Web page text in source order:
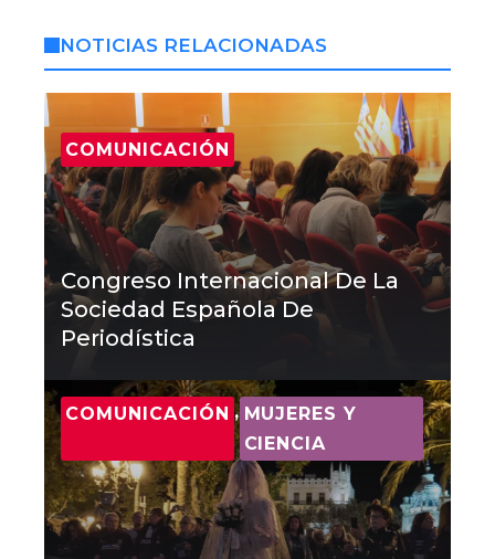
NOTICIAS RELACIONADAS
COMUNICACIÓN
Congreso Internacional De La
Sociedad Española De
Periodística
COMUNICACIÓN , MUJERES Y
CIENCIA